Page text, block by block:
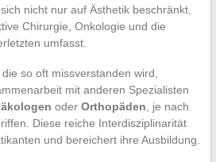
nicht nur auf Ästhetik beschränkt,
Chirurgie, Onkologie und die
umfasst.
so oft missverstanden wird,
mit anderen Spezialisten
oder Orthopäden , je nach
Diese reiche Interdisziplinarität
und bereichert ihre Ausbildung.